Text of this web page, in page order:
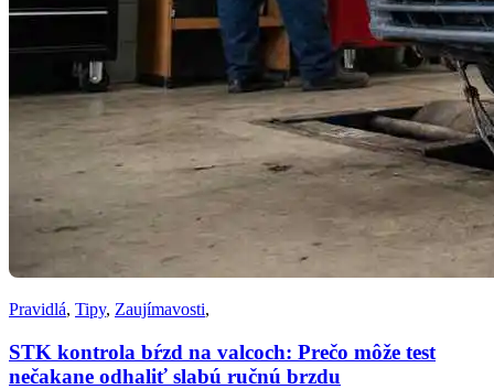
Pravidlá, Tipy, Zaujímavosti,
STK kontrola bŕzd na valcoch: Prečo môže test
nečakane odhaliť slabú ručnú brzdu